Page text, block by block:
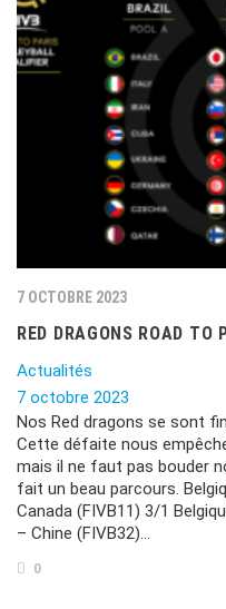
7 OCTOBRE 2023
RED DRAGONS ROAD TO
Actualités
7 octobre 2023
Nos Red dragons se sont
Cette défaite nous
mais il ne faut pas bouder
fait un beau parcours.
Canada (FIVB11) 3/1
– Chine (FIVB32)…
0